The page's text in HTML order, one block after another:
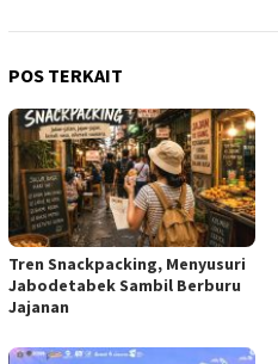
POS TERKAIT
Tren Snackpacking, Menyusuri
Jabodetabek Sambil Berburu
Jajanan